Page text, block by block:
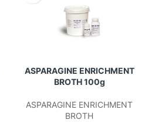
ASPARAGINE ENRICHMENT
BROTH 100g
ASPARAGINE ENRICHMENT
BROTH